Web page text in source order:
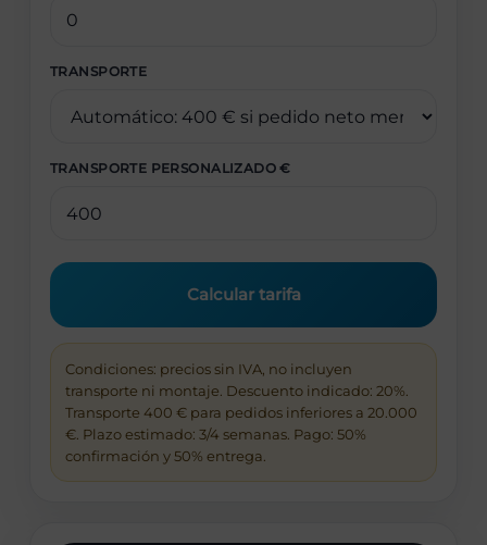
TRANSPORTE
TRANSPORTE PERSONALIZADO €
Calcular tarifa
Condiciones: precios sin IVA, no incluyen
transporte ni montaje. Descuento indicado: 20%.
Transporte 400 € para pedidos inferiores a 20.000
€. Plazo estimado: 3/4 semanas. Pago: 50%
confirmación y 50% entrega.